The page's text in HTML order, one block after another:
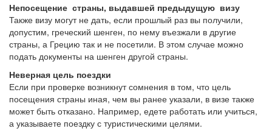
Непосещение страны, выдавшей предыдущую визу
Также визу могут не дать, если прошлый раз вы получили,
допустим, греческий шенген, по нему въезжали в другие
страны, а Грецию так и не посетили. В этом случае можно
подать документы на шенген другой страны.
Неверная цель поездки
Если при проверке возникнут сомнения в том, что цель
посещения страны иная, чем вы ранее указали, в визе также
может быть отказано. Например, едете работать или учиться,
а указываете поездку с туристическими целями.